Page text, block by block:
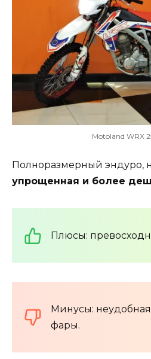
Motoland WRX
Полноразмерный эндуро,
упрощенная и более
Плюсы:
Минусы:
фары.